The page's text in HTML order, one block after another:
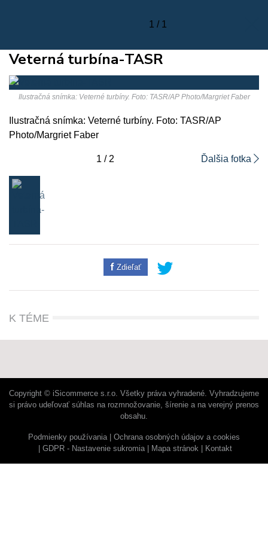
1 / 1
Veterná turbína-TASR
Ilustračná snímka: Veterné turbíny. Foto: TASR/AP Photo/Margriet Faber
Ilustračná snímka: Veterné turbíny. Foto: TASR/AP
Photo/Margriet Faber
1 / 2 Ďalšia fotka
Zdieľať
K TÉME
Copyright © iSicommerce s.r.o. Všetky práva vyhradené. Vyhradzujeme
si právo udeľovať súhlas na rozmnožovanie, šírenie a na verejný prenos
obsahu.
Podmienky používania
Ochrana osobných údajov a cookies
GDPR - Nastavenie sukromia
Mapa stránok Kontakt